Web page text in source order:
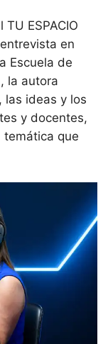
ESPACIO
en
Escuela de
la autora
las ideas y los
y docentes,
temática que